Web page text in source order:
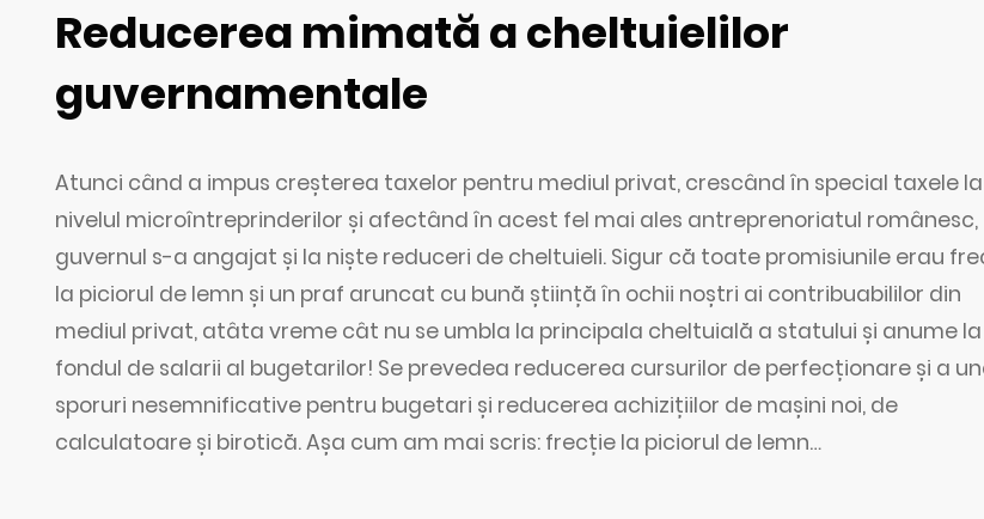
Reducerea mimată a cheltuielilor
guvernamentale
Atunci când a impus creșterea taxelor pentru mediul privat, crescând în special taxele la
nivelul microîntreprinderilor și afectând în acest fel mai ales antreprenoriatul românesc,
guvernul s-a angajat și la niște reduceri de cheltuieli. Sigur că toate promisiunile erau
la piciorul de lemn și un praf aruncat cu bună știință în ochii noștri ai contribuabililor din
mediul privat, atâta vreme cât nu se umbla la principala cheltuială a statului și anume la
fondul de salarii al bugetarilor! Se prevedea reducerea cursurilor de perfecționare și a
sporuri nesemnificative pentru bugetari și reducerea achizițiilor de mașini noi, de
calculatoare și birotică. Așa cum am mai scris: frecție la piciorul de lemn…